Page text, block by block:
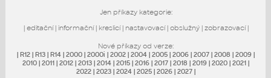
Jen příkazy kategorie:
| editační| informační| kreslicí| nastavovací| obslužný| zobrazovací|
Nové příkazy od verze:
| R12 | R13 | R14 | 2000 | 2000i | 2002 | 2004 | 2005 | 2006 | 2007 | 2008 | 2009 |
2010 | 2011 | 2012 | 2013 | 2014 | 2015 | 2016 | 2017 | 2018 | 2019 | 2020 | 2021 |
2022 | 2023 | 2024 | 2025 | 2026 | 2027 |